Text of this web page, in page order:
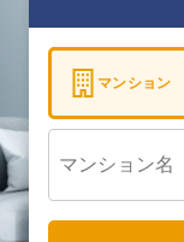
マンション